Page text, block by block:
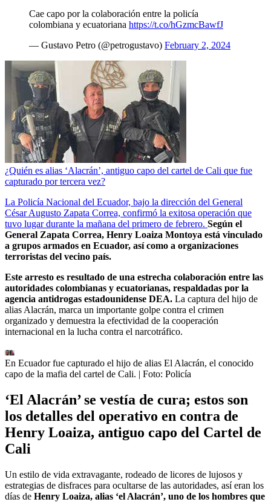
Cae capo por la colaboración entre la policía
colombiana y ecuatoriana https://t.co/hGzmcBawfJ
— Gustavo Petro (@petrogustavo) February 2, 2024
¿Quién es alias ‘Alacrán’, antiguo capo del cartel de Cali que fue
capturado por tercera vez?
La Policía Nacional del Ecuador, bajo la dirección del General
César Augusto Zapata Correa, confirmó la exitosa operación que
tuvo lugar durante la mañana del primero de febrero. Según el
General Zapata Correa, Henry Loaiza Montoya está vinculado
a grupos armados en Ecuador, así como a organizaciones
terroristas del vecino país.
Este arresto es resultado de una estrecha colaboración entre las
autoridades colombianas y ecuatorianas, respaldadas por la
agencia antidrogas estadounidense DEA. La captura del hijo de
alias Alacrán, marca un importante golpe contra el crimen
organizado y demuestra la efectividad de la cooperación
internacional en la lucha contra el narcotráfico.
En Ecuador fue capturado el hijo de alias El Alacrán, el conocido
capo de la mafia del cartel de Cali. | Foto: Policía
‘El Alacrán’ se vestía de cura; estos son
los detalles del operativo en contra de
Henry Loaiza, antiguo capo del Cartel de
Cali
Un estilo de vida extravagante, rodeado de licores de lujosos y
estrategias de disfraces para ocultarse de las autoridades, así eran los
días de Henry Loaiza, alias ‘el Alacrán’, uno de los hombres que